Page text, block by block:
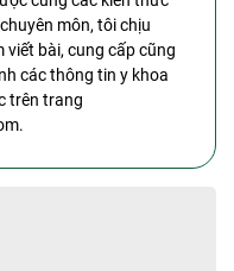
môn, tôi chịu
viết bài, cung cấp cũng
các thông tin y khoa
trên trang